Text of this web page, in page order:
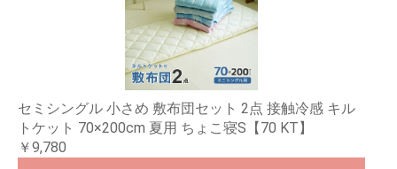
セミシングル 小さめ 敷布団セット 2点 接触冷感 キル
トケット 70×200cm 夏用 ちょこ寝S【70 KT】
￥9,780